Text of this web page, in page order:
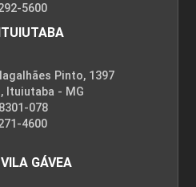
5600
Pinto, 1397
Ituiutaba - MG
078
4600
GÁVEA